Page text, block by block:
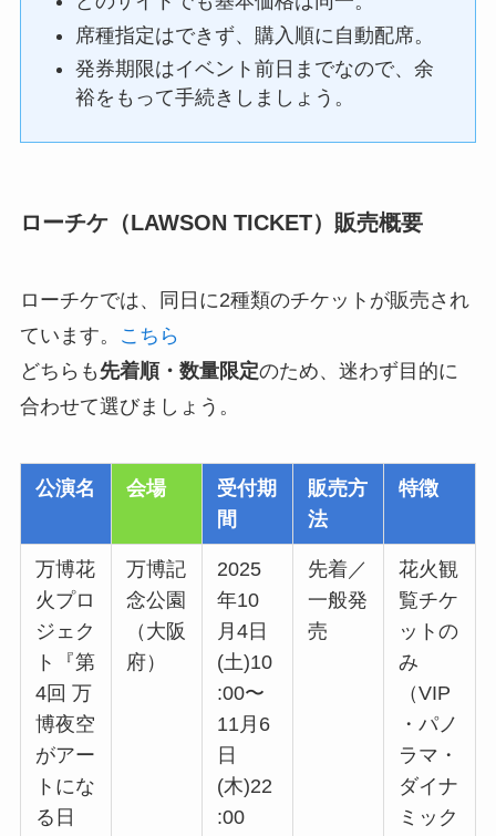
席種指定はできず、購入順に自動配席。
発券期限はイベント前日までなので、余
裕をもって手続きしましょう。
ローチケ（LAWSON TICKET）販売概要
ローチケでは、同日に2種類のチケットが販売され
ています。
こちら
どちらも 先着順・数量限定のため、迷わず目的に
合わせて選びましょう。
公演名 会場
受付期
間
販売方
法
特徴
万博花
火プロ
ジェク
ト『第
4回 万
博夜空
がアー
トにな
る日
万博記
念公園
（大阪
府）
2025
年10
月4日
(土)10
:00〜
11月6
日
(木)22
:00
先着／
一般発
売
花火観
覧チケ
ットの
み
（VIP
・パノ
ラマ・
ダイナ
ミック